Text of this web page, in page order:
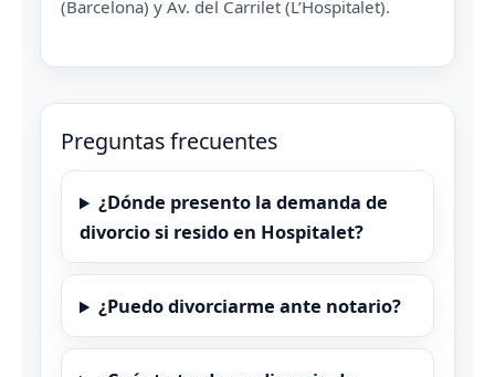
(Barcelona) y Av. del Carrilet (L’Hospitalet).
Preguntas frecuentes
¿Dónde presento la demanda de
divorcio si resido en Hospitalet?
¿Puedo divorciarme ante notario?